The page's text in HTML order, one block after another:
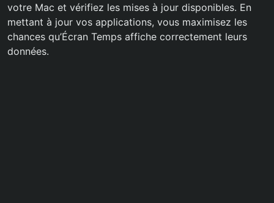
votre Mac et vérifiez les mises à jour disponibles. En
mettant à jour vos applications, vous maximisez les
chances qu’Écran Temps affiche correctement leurs
données.